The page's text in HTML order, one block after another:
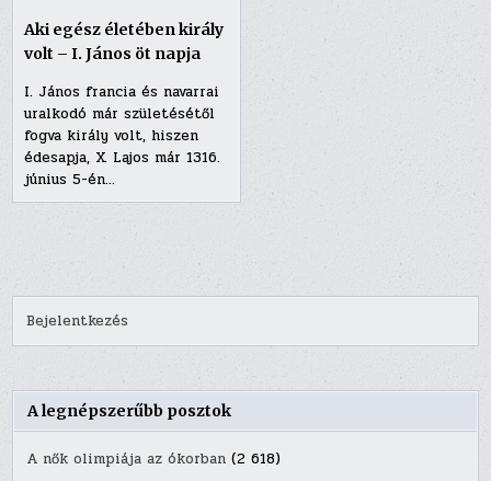
Aki egész életében király
volt – I. János öt napja
I. János francia és navarrai
uralkodó már születésétől
fogva király volt, hiszen
édesapja, X. Lajos már 1316.
június 5-én…
Bejelentkezés
A legnépszerűbb posztok
A nők olimpiája az ókorban (2 618)